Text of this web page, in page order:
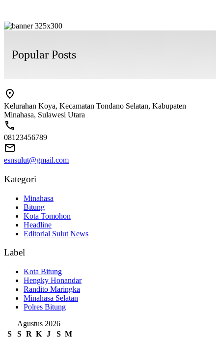
Popular Posts
Kelurahan Koya, Kecamatan Tondano Selatan, Kabupaten
Minahasa, Sulawesi Utara
08123456789
esnsulut@gmail.com
Kategori
Minahasa
Bitung
Kota Tomohon
Headline
Editorial Sulut News
Label
Kota Bitung
Hengky Honandar
Randito Maringka
Minahasa Selatan
Polres Bitung
Agustus 2026
S
S R K J S M